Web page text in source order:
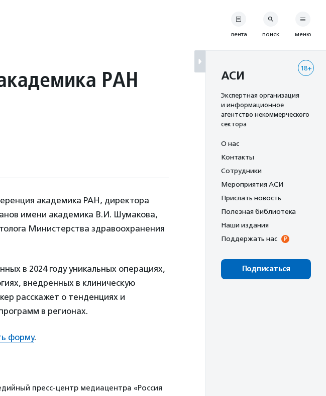
РАН
академика РАН, директора
имени академика В.И. Шумакова,
Министерства здравоохранения
в 2024 году уникальных операциях,
внедренных в клиническую
расскажет о тенденциях и
в регионах.
форму.
пресс-центр медиацентра «Россия
лента поиск меню
18+
АСИ
Экспертная организация
и информационное
агентство некоммерческого
сектора
О нас
Контакты
Сотрудники
Мероприятия АСИ
Прислать новость
Полезная библиотека
Наши издания
Поддержать нас
Подписаться